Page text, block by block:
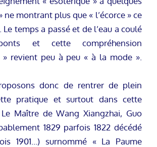
ne montrant plus que « l’écorce » ce
temps a passé et de l’eau a coulé
et cette compréhension
» revient peu à peu « à la mode ».
donc de rentrer de plein
pratique et surtout dans cette
Maître de Wang Xiangzhai, Guo
1829 parfois 1822 décédé
1901…) surnommé « La Paume